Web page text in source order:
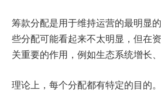
筹款分配是用于维持运营的最明显
些分配可能看起来不太明显，但在
关重要的作用，例如生态系统增长
理论上，每个分配都有特定的目的